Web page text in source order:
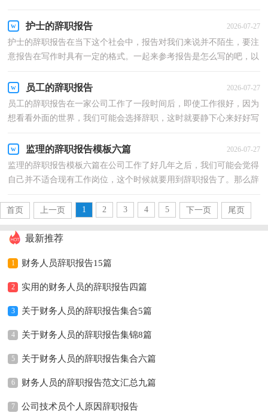
护士的辞职报告 2026-07-27
护士的辞职报告在当下这个社会中，报告对我们来说并不陌生，要注
意报告在写作时具有一定的格式。一起来参考报告是怎么写的吧，以
员工的辞职报告 2026-07-27
员工的辞职报告在一家公司工作了一段时间后，即使工作很好，因为
想看看外面的世界，我们可能会选择辞职，这时就要静下心来好好写
监理的辞职报告模板六篇 2026-07-27
监理的辞职报告模板六篇在公司工作了好几年之后，我们可能会觉得
自己并不适合现有工作岗位，这个时候就要用到辞职报告了。那么辞
首页
上一页 1 2 3 4 5 下一页 尾页
最新推荐
1 财务人员辞职报告15篇
2 实用的财务人员的辞职报告四篇
3 关于财务人员的辞职报告集合5篇
4 关于财务人员的辞职报告集锦8篇
5 关于财务人员的辞职报告集合六篇
6 财务人员的辞职报告范文汇总九篇
7 公司技术员个人原因辞职报告